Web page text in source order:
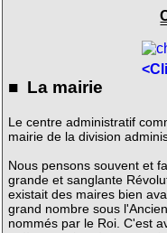
■ La mairie
Le centre administratif
mairie de la division
Nous pensons souvent et
grande et sanglante
existait des maires bien
grand nombre sous
nommés par le Roi. C'est